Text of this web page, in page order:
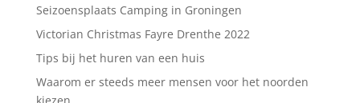
Seizoensplaats Camping in Groningen
Victorian Christmas Fayre Drenthe 2022
Tips bij het huren van een huis
Waarom er steeds meer mensen voor het noorden